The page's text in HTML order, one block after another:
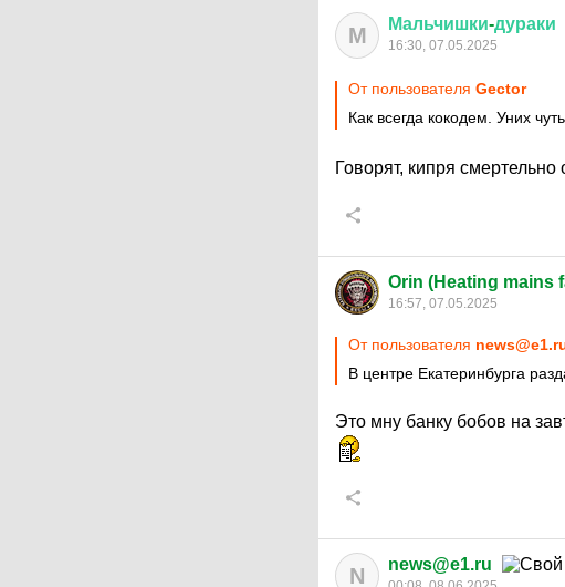
М Мальчишки-дураки
16:30, 07.05.2025
От пользователя Gector
Как всегда кокодем. Уних
Говорят, кипря смертельно
Orin (Heating mains
16:57, 07.05.2025
От пользователя
В центре Екатеринбурга
Это мну банку бобов на
N news@e1.ru